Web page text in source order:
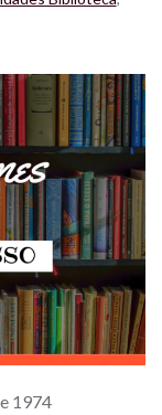
1974